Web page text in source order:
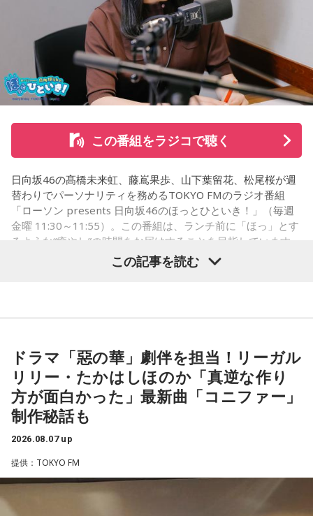
遠山：僕は「惡の華」が好きで、（テレビドラマ版ではW主
演の）あのちゃんと鈴木福くんがめちゃくちゃ素晴らしかっ
たですけど、そういうドラマの音楽って、どう作っていく
ほのか：私も今回初めて関わらせてもらったんですけど、今
まで作ってきたライブでやる曲やバンドでやる曲の作り方と
いうか。リーガルリリーでは、音楽を聴いてほしくて作って
いるんですけれど、ドラマの音楽は、映像を観てもらわない
から、音楽を通して真逆な作り方を体験できて、めちゃめち
ゃ面白かったです。
ー」を配信リリースしました。おめでとうございます。
ほのか・海：ありがとうございます。
潮：「コニファー」はテレビアニメ「これ描いて死ね」のエ
遠山：テレビアニメの楽曲を手がけるのは初めてじゃないよ
ね？
ほのか：はい。
この番組をラジコで聴く
日向坂46の髙橋未来虹、藤嶌果歩、山下葉留花、松尾桜が週
替わりでパーソナリティを務めるTOKYO FMのラジオ番組
「ローソン presents 日向坂46のほっとひといき！」（毎週
金曜 11:30～11:55）。この番組は、ランチ前に「ほっ」とす
るような“癒やし”の時間をお届けすることを目指しています
が、たまに（？）脱線してしまう番組です。7月31日（金）
の放送は、山下と松尾の2人でお届け！ ここでは、松尾が7月
パーソナリティの松尾桜
松尾：7月15日、16日におこなわれた「五期生LIVE」にお越
しいただいたファンの皆さん。そして、配信で見てくださっ
山下：お疲れさまー（拍手）！
松尾：ありがとうございます！ 五期生だけのライブが去年の
「新参者 二〇二五 LIVE at THEATER MILANO-Za」以来だっ
この記事を読む
ドラマ「惡の華」劇伴を担当！リーガル
リリー・たかはしほのか「真逆な作り
方が面白かった」最新曲「コニファー」
制作秘話も
2026.08.07 up
提供：TOKYO FM